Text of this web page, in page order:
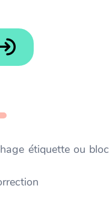
étiquette ou bloc